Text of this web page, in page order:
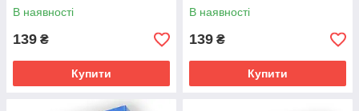
В наявності
139 ₴
Купити
В наявності
139 ₴
Купити